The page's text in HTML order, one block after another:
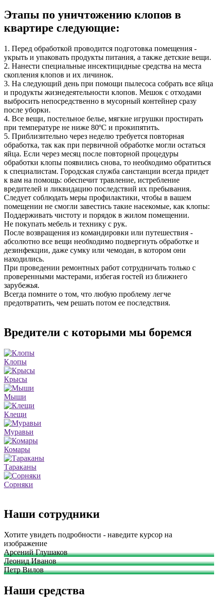
Этапы по уничтожению клопов в
квартире следующие:
1. Перед обработкой проводится подготовка помещения -
укрыть и упаковать продукты питания, а также детские вещи.
2. Нанести специальные инсектицидные средства на места
скопления клопов и их личинок.
3. На следующий день при помощи пылесоса собрать все яйца
и продукты жизнедеятельности клопов. Мешок с отходами
выбросить непосредственно в мусорный контейнер сразу
после уборки.
4. Все вещи, постельное белье, мягкие игрушки простирать
при температуре не ниже 80ºС и прокипятить.
5. Приблизительно через неделю требуется повторная
обработка, так как при первичной обработке могли остаться
яйца. Если через месяц после повторной процедуры
обработки клопы появились снова, то необходимо обратиться
к специалистам. Городская служба санстанции всегда придет
к вам на помощь: обеспечит травление, истребление
вредителей и ликвидацию последствий их пребывания.
Следует соблюдать меры профилактики, чтобы в вашем
помещении не смогли завестись такие насекомые, как клопы:
Поддерживать чистоту и порядок в жилом помещении.
Не покупать мебель и технику с рук.
После возвращения из командировки или путешествия -
абсолютно все вещи необходимо подвергнуть обработке и
дезинфекции, даже сумку или чемодан, в котором они
находились.
При проведении ремонтных работ сотрудничать только с
проверенными мастерами, избегая гостей из ближнего
зарубежья.
Всегда помните о том, что любую проблему легче
предотвратить, чем решать потом ее последствия.
Вредители с которыми мы боремся
Клопы
Крысы
Мыши
Клещи
Муравьи
Комары
Тараканы
Сорняки
Наши сотрудники
Хотите увидеть подробности - наведите курсор на
изображение
Арсений Глушаков
Леонид Иванов
Петр Вилов
Наши средства